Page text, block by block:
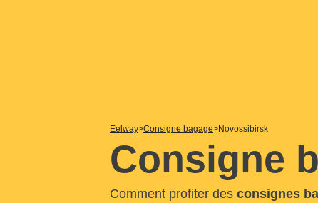
Eelway Consigne bagage Novossibirsk
Consigne
Comment profiter des consignes